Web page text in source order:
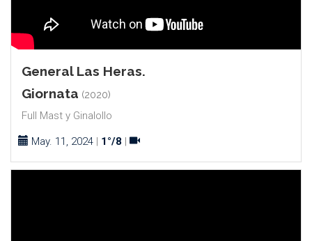
General Las Heras.
Giornata (2020)
Full Mast y Ginalollo
May. 11, 2024 | 1°/8 |